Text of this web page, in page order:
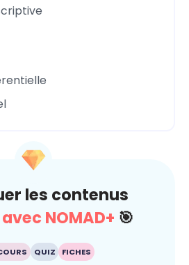
les contenus
avec NOMAD+ 🎯
QUIZ FICHES